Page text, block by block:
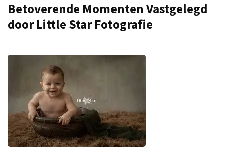
Betoverende Momenten Vastgelegd
door Little Star Fotografie